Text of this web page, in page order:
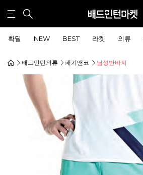
확딜 NEW BEST 라켓 의류
배드민턴의류 패기앤코 남성반바지